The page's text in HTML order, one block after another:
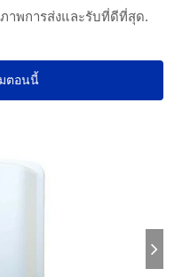
าพการส่งและรับที่ดีที่สุด.
ตอนนี้